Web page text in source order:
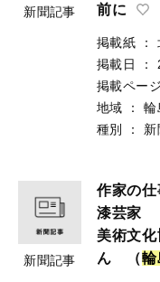
新聞記事
前に
掲載紙 ：
掲載日
：
掲載ページ
地域
：
輪
種別
： 新
新聞記事
作家の
漆芸家
美術文
ん （輪